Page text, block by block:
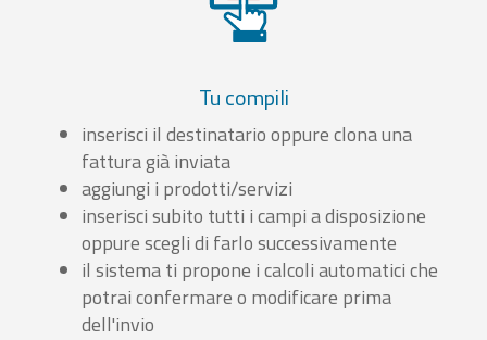
Tu compili
inserisci il destinatario oppure clona una
fattura già inviata
aggiungi i prodotti/servizi
inserisci subito tutti i campi a disposizione
oppure scegli di farlo successivamente
il sistema ti propone i calcoli automatici che
potrai confermare o modificare prima
dell'invio